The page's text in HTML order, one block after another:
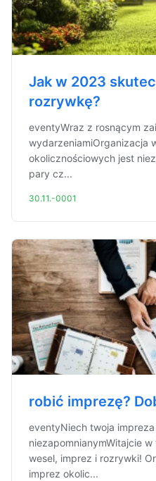
Jak w 2023
rozrywkę?
eventyWraz z rosnącym
wydarzeniamiOrganizacja
okolicznościowych jest
pary cz...
30.11.-0001
robić imprezę?
eventyNiech twoja
niezapomnianymWitajcie
wesel, imprez i rozrywki!
imprez okolic...